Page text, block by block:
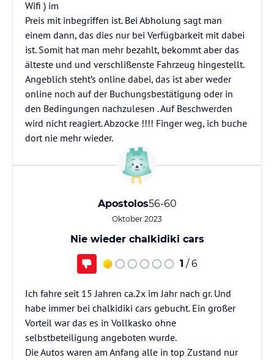
Wifi ) im
Preis mit inbegriffen ist. Bei Abholung sagt man
einem dann, das dies nur bei Verfügbarkeit mit dabei
ist. Somit hat man mehr bezahlt, bekommt aber das
älteste und und verschlißenste Fahrzeug hingestellt.
Angeblich steht’s online dabei, das ist aber weder
online noch auf der Buchungsbestätigung oder in
den Bedingungen nachzulesen . Auf Beschwerden
wird nicht reagiert. Abzocke !!!! Finger weg, ich buche
dort nie mehr wieder.
Apostolos56-60
Oktober 2023
Nie wieder chalkidiki cars
1 / 6
Ich fahre seit 15 Jahren ca.2x im Jahr nach gr. Und
habe immer bei chalkidiki cars gebucht. Ein großer
Vorteil war das es in Vollkasko ohne
selbstbeteiligung angeboten wurde.
Die Autos waren am Anfang alle in top Zustand nur